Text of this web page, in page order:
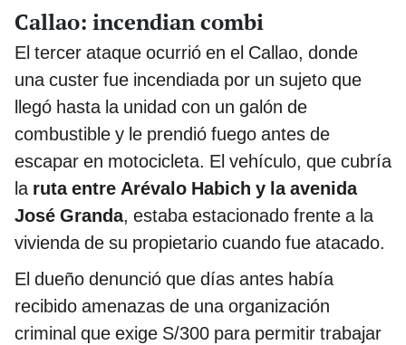
Callao: incendian combi
El tercer ataque ocurrió en el Callao, donde
una custer fue incendiada por un sujeto que
llegó hasta la unidad con un galón de
combustible y le prendió fuego antes de
escapar en motocicleta. El vehículo, que cubría
la ruta entre Arévalo Habich y la avenida
José Granda, estaba estacionado frente a la
vivienda de su propietario cuando fue atacado.
El dueño denunció que días antes había
recibido amenazas de una organización
criminal que exige S/300 para permitir trabajar